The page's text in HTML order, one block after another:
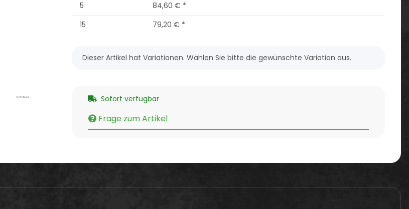
5
84,60 € *
15
79,20 € *
x
Dieser Artikel hat Variationen. Wählen Sie bitte die gewünschte Variation aus.
Sofort verfügbar
Frage zum Artikel